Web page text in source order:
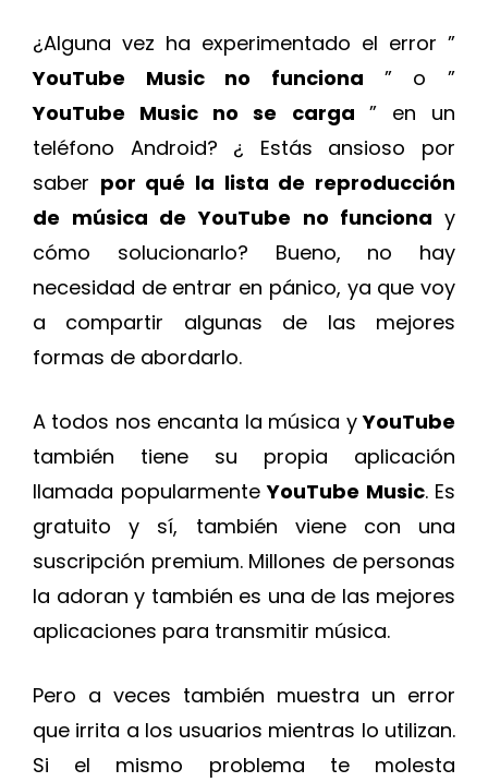
¿Alguna vez ha experimentado el error ”
YouTube Music no funciona ” o ”
YouTube Music no se carga ” en un
teléfono Android? ¿ Estás ansioso por
saber por qué la lista de reproducción
de música de YouTube no funciona y
cómo solucionarlo? Bueno, no hay
necesidad de entrar en pánico, ya que voy
a compartir algunas de las mejores
formas de abordarlo.
A todos nos encanta la música yYouTube
también tiene su propia aplicación
llamada popularmenteYouTube Music. Es
gratuito y sí, también viene con una
suscripción premium. Millones de personas
la adoran y también es una de las mejores
aplicaciones para transmitir música.
Pero a veces también muestra un error
que irrita a los usuarios mientras lo utilizan.
Si el mismo problema te molesta